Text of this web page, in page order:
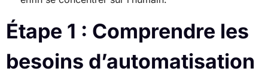
Étape 1 : Comprendre les
besoins d’automatisation